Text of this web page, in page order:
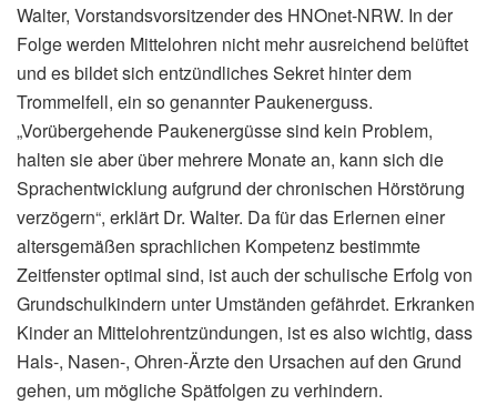
Walter, Vorstandsvorsitzender des HNOnet-NRW. In der
Folge werden Mittelohren nicht mehr ausreichend belüftet
und es bildet sich entzündliches Sekret hinter dem
Trommelfell, ein so genannter Paukenerguss.
„Vorübergehende Paukenergüsse sind kein Problem,
halten sie aber über mehrere Monate an, kann sich die
Sprachentwicklung aufgrund der chronischen Hörstörung
verzögern“, erklärt Dr. Walter. Da für das Erlernen einer
altersgemäßen sprachlichen Kompetenz bestimmte
Zeitfenster optimal sind, ist auch der schulische Erfolg von
Grundschulkindern unter Umständen gefährdet. Erkranken
Kinder an Mittelohrentzündungen, ist es also wichtig, dass
Hals-, Nasen-, Ohren-Ärzte den Ursachen auf den Grund
gehen, um mögliche Spätfolgen zu verhindern.